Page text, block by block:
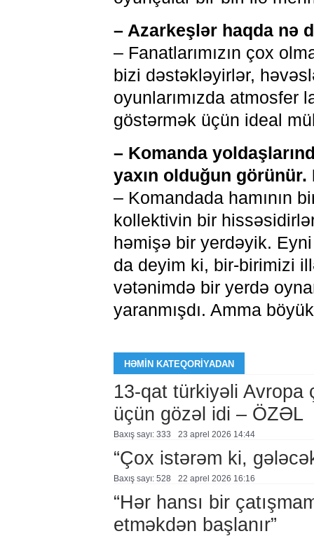
– Azarkeşlər haqda nə
– Fanatlarımızın çox
bizi dəstəkləyirlər,
oyunlarımızda atmosfer
göstərmək üçün ideal
– Komanda
yaxın olduğun görünür.
– Komandada hamının
kollektivin bir
həmişə bir yerdəyik.
da deyim ki, bir-birimizi
vətənimdə bir yerdə
yaranmışdı. Amma
HƏMIN KATEQORIYADAN
13-qat türkiyəli Avropa
üçün gözəl idi – ÖZƏL
Baxış sayı: 333 23 aprel 2026 14:44
“Çox istərəm ki,
Baxış sayı: 528 22 aprel 2026 16:16
“Hər hansı bir
etməkdən başlanır”